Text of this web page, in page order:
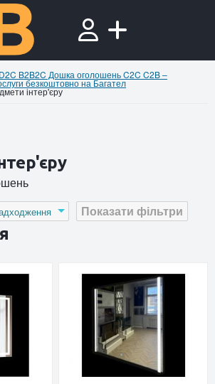
B2B2C Дошка оголошень C2C C2B –
безкоштовно на Багател
інтер'єру
Показати фільтри